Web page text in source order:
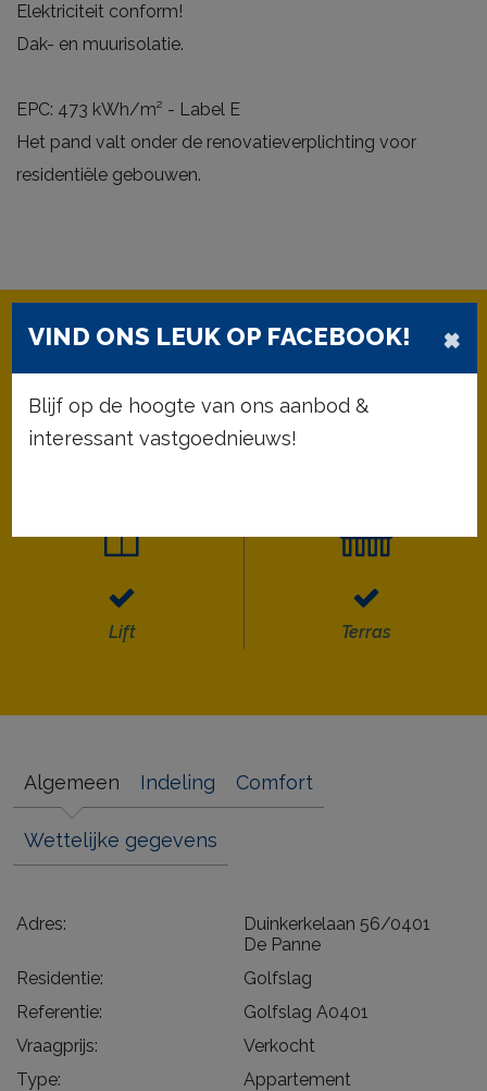
Elektriciteit conform!
Dak- en muurisolatie.
EPC: 473 kWh/m² - Label E
Het pand valt onder de renovatieverplichting voor
residentiële gebouwen.
37 m²
Bewoonbare opp.
1
Lift Terras
Algemeen Indeling Comfort
Wettelijke gegevens
Adres:
Duinkerkelaan 56/0401
De Panne
Residentie:
Golfslag
Referentie:
Golfslag A0401
Vraagprijs:
Verkocht
Type:
Appartement
×
VIND ONS LEUK OP FACEBOOK!
Blijf op de hoogte van ons aanbod &
interessant vastgoednieuws!